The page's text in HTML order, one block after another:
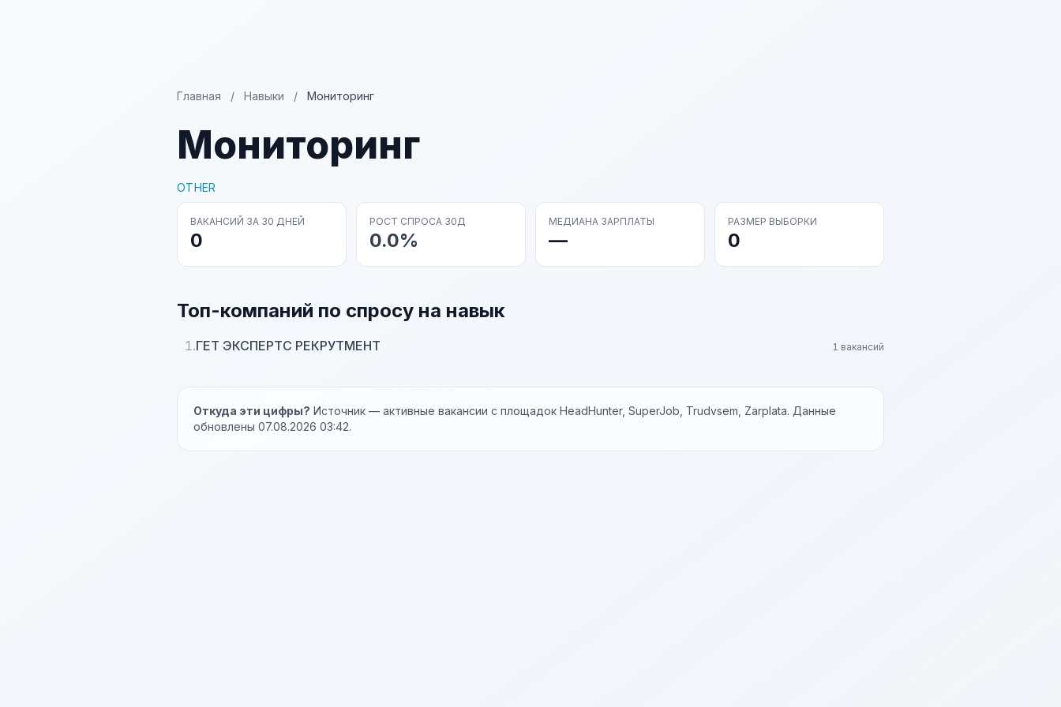
Главная / Навыки / Мониторинг
Мониторинг
OTHER
ВАКАНСИЙ ЗА 30 ДНЕЙ
0
РОСТ СПРОСА 30Д
0.0%
МЕДИАНА ЗАРПЛАТЫ
—
РАЗМЕР ВЫБОРКИ
0
Топ-компаний по спросу на навык
1.ГЕТ ЭКСПЕРТС РЕКРУТМЕНТ 1 вакансий
Откуда эти цифры? Источник — активные вакансии с площадок HeadHunter, SuperJob, Trudvsem, Zarplata. Данные
обновлены 07.08.2026 03:42.